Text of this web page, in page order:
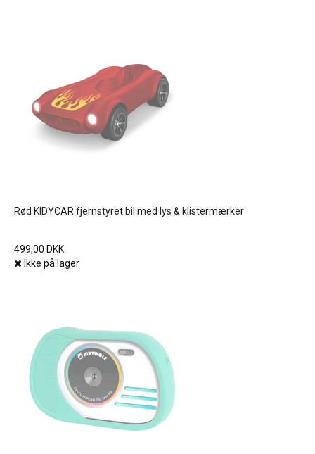
Rød KIDYCAR fjernstyret bil med lys & klistermærker
499,00 DKK
Ikke på lager